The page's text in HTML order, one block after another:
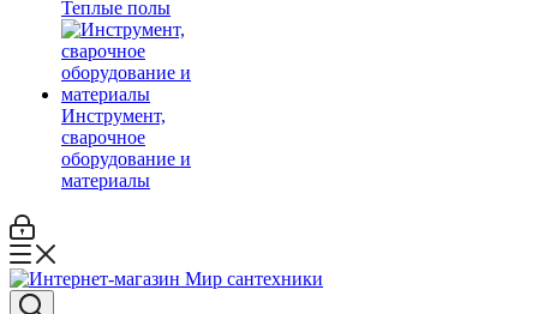
Теплые полы
Инструмент,
сварочное
оборудование и
материалы